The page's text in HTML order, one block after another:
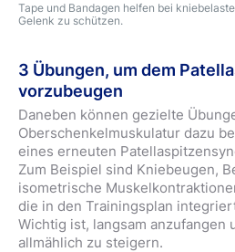
Tape und Bandagen helfen bei
Gelenk zu schützen.
3 Übungen, um dem
vorzubeugen
Daneben können gezielte
Oberschenkelmuskulatur dazu
eines erneuten
Zum Beispiel sind Kniebeugen,
isometrische
die in den Trainingsplan
Wichtig ist, langsam anzufangen
allmählich zu steigern.